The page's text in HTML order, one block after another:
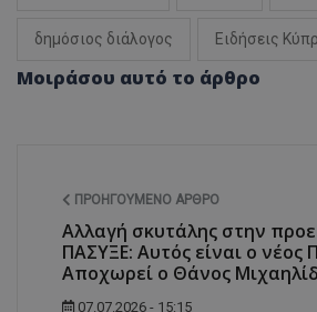
δημόσιος διάλογος Ειδήσεις
Μοιράσου αυτό το άρθρο
ΠΡΟΗΓΟΎΜΕΝΟ ΆΡΘΡΟ
Αλλαγή σκυτάλης στην
ΠΑΣΥΞΕ: Αυτός είναι ο νέος
Αποχωρεί ο Θάνος
07.07.2026 - 15:15